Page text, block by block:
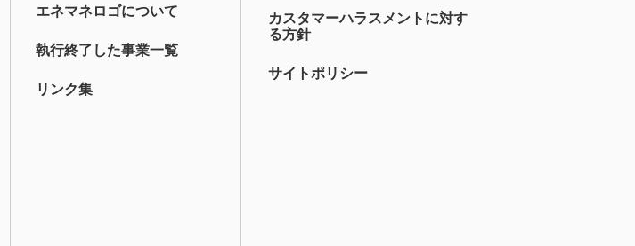
エネマネロゴについて
執行終了した事業一覧
リンク集
カスタマーハラスメントに対す
る方針
サイトポリシー